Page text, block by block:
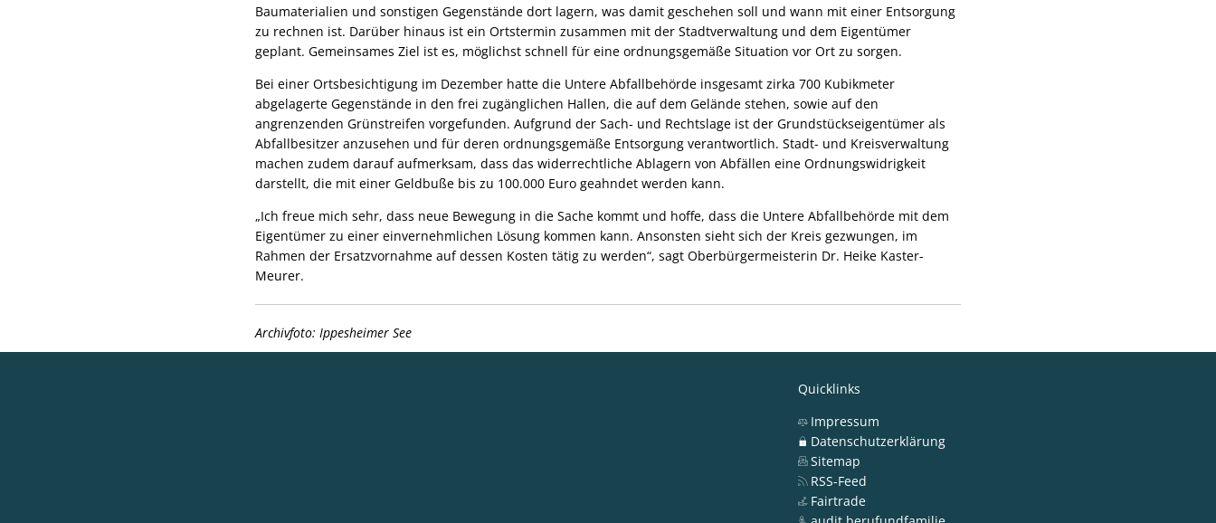
Baumaterialien und sonstigen Gegenstände dort lagern, was damit geschehen soll und wann mit einer Entsorgung
zu rechnen ist. Darüber hinaus ist ein Ortstermin zusammen mit der Stadtverwaltung und dem Eigentümer
geplant. Gemeinsames Ziel ist es, möglichst schnell für eine ordnungsgemäße Situation vor Ort zu sorgen.
Bei einer Ortsbesichtigung im Dezember hatte die Untere Abfallbehörde insgesamt zirka 700 Kubikmeter
abgelagerte Gegenstände in den frei zugänglichen Hallen, die auf dem Gelände stehen, sowie auf den
angrenzenden Grünstreifen vorgefunden. Aufgrund der Sach- und Rechtslage ist der Grundstückseigentümer als
Abfallbesitzer anzusehen und für deren ordnungsgemäße Entsorgung verantwortlich. Stadt- und Kreisverwaltung
machen zudem darauf aufmerksam, dass das widerrechtliche Ablagern von Abfällen eine Ordnungswidrigkeit
darstellt, die mit einer Geldbuße bis zu 100.000 Euro geahndet werden kann.
„Ich freue mich sehr, dass neue Bewegung in die Sache kommt und hoffe, dass die Untere Abfallbehörde mit dem
Eigentümer zu einer einvernehmlichen Lösung kommen kann. Ansonsten sieht sich der Kreis gezwungen, im
Rahmen der Ersatzvornahme auf dessen Kosten tätig zu werden“, sagt Oberbürgermeisterin Dr. Heike Kaster-
Meurer.
Archivfoto: Ippesheimer See
Quicklinks
Impressum
Datenschutzerklärung
Sitemap
RSS-Feed
Fairtrade